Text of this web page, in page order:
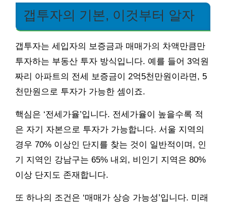
갭투자의 기본, 이것부터 알자
갭투자는 세입자의 보증금과 매매가의 차액만큼만
투자하는 부동산 투자 방식입니다. 예를 들어 3억원
짜리 아파트의 전세 보증금이 2억5천만원이라면, 5
천만원으로 투자가 가능한 셈이죠.
핵심은 ‘전세가율’입니다. 전세가율이 높을수록 적
은 자기 자본으로 투자가 가능합니다. 서울 지역의
경우 70% 이상인 단지를 찾는 것이 일반적이며, 인
기 지역인 강남구는 65% 내외, 비인기 지역은 80%
이상 단지도 존재합니다.
또 하나의 조건은 ‘매매가 상승 가능성’입니다. 미래